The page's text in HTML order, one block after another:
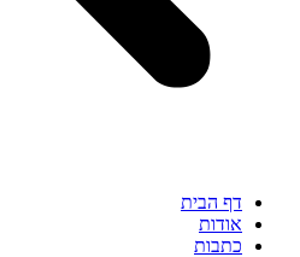
דף הבית
אודות
כתבות